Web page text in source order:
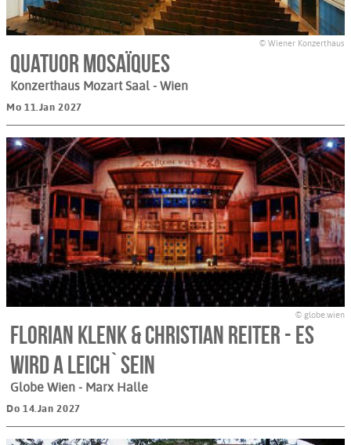
© Wiener Konzerthaus
Quatuor Mosaïques
Konzerthaus Mozart Saal - Wien
Mo 11.Jan 2027
© globe.wien
Florian Klenk & Christian Reiter - Es
wird a Leich` sein
Globe Wien - Marx Halle
Do 14.Jan 2027